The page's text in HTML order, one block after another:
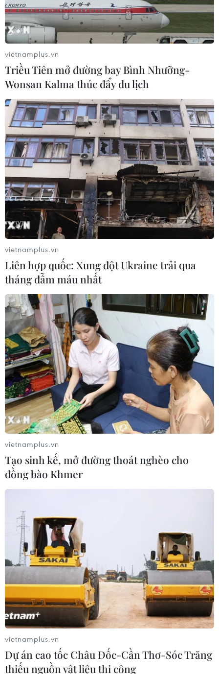
TIN CÙNG CHUYÊN MỤC
Các thương hiệu xe cao cấp của Đức
trong cuộc khủng hoảng lợi nhuận
04/08/2026 23:03
Bứt phá trước "tháng Ngâu": Hãng xe
đồng loạt bung chiêu kích cầu đa
vietnamplus.vn
Triều Tiên mở đường bay Bình Nhưỡng-
Wonsan Kalma thúc đẩy du lịch
vietnamplus.vn
Liên hợp quốc: Xung đột Ukraine trải qua
tháng đẫm máu nhất
vietnamplus.vn
Tạo sinh kế, mở đường thoát nghèo cho
đồng bào Khmer
vietnamplus.vn
Dự án cao tốc Châu Đốc-Cần Thơ-Sóc Trăng
thiếu nguồn vật liệu thi công